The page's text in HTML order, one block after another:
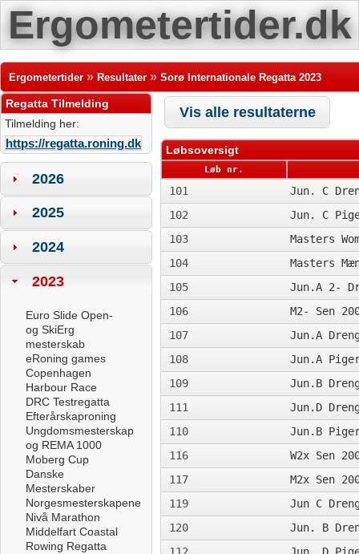
Ergometertider.dk
Ergometertider » Resultater » Sorø Internationale Regatta 2023
Regatta Tilmelding
Tilmelding her:
https://regatta.roning.dk
2026
2025
2024
2023
Euro Slide Open-
og SkiErg
mesterskab
eRoning games
Copenhagen
Harbour Race
DRC Testregatta
Efterårskaproning
Ungdomsmesterskap
og REMA 1000
Moberg Cup
Danske
Mesterskaber
Norgesmesterskapene
Nivå Marathon
Middelfart Coastal
Rowing Regatta
Vis alle resultaterne
Løbsoversigt
Løb nr.
101
Jun. C
102
Jun. C
103
Masters
104
Masters
105
Jun.A 2-
106
M2- Sen
107
Jun.A
108
Jun.A
109
Jun.B
111
Jun.D
110
Jun.B Piger
116
W2x Sen
117
M2x Sen
119
Jun C
120
Jun. B